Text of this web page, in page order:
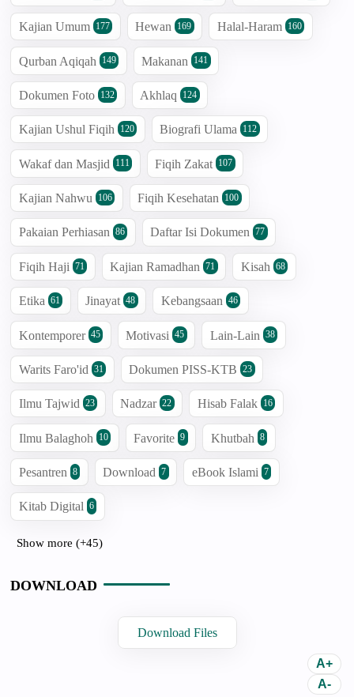
Kajian Umum 177 Hewan 169 Halal-Haram 160
Qurban Aqiqah 149 Makanan 141
Dokumen Foto 132 Akhlaq 124
Kajian Ushul Fiqih 120 Biografi Ulama 112
Wakaf dan Masjid 111 Fiqih Zakat 107
Kajian Nahwu 106 Fiqih Kesehatan 100
Pakaian Perhiasan 86 Daftar Isi Dokumen 77
Fiqih Haji 71 Kajian Ramadhan 71 Kisah 68
Etika 61 Jinayat 48 Kebangsaan 46
Kontemporer 45 Motivasi 45 Lain-Lain 38
Warits Faro'id 31 Dokumen PISS-KTB 23
Ilmu Tajwid 23 Nadzar 22 Hisab Falak 16
Ilmu Balaghoh 10 Favorite 9 Khutbah 8
Pesantren 8 Download 7 eBook Islami 7
Kitab Digital 6
Show more (+45)
DOWNLOAD
Download Files